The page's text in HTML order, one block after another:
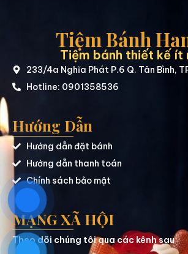
Tiệm Bánh
Tiệm bánh thiết kế ít
233/4a Nghĩa Phát P.6 Q. Tân Bình,
Hotline: 0901358536
Hướng Dẫn
Hướng dẫn đặt bánh
Hướng dẫn thanh toán
Chính sách bảo mật
MẠNG XÃ HỘI
Theo dõi chúng tôi qua các kênh sau